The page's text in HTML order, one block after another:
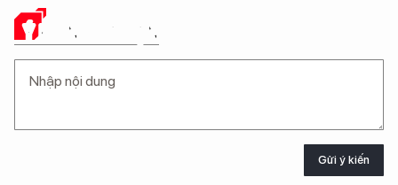
Ý KIẾN CỦA BẠN
Gửi ý kiến